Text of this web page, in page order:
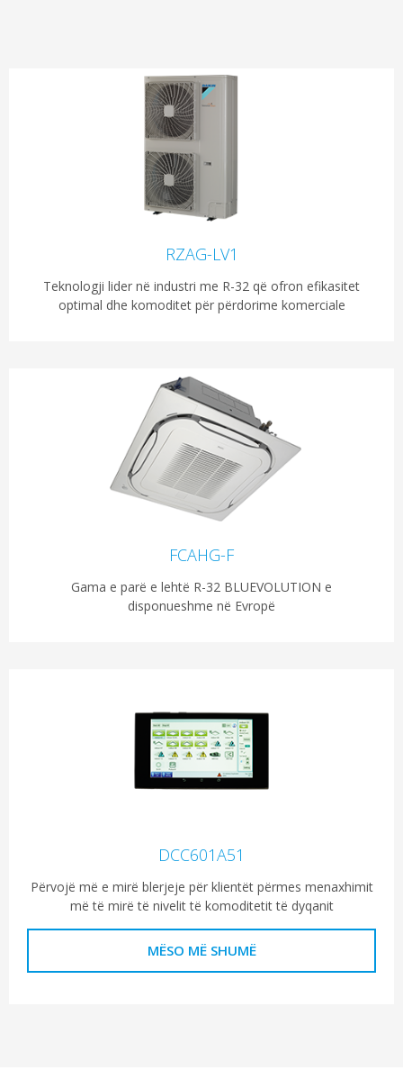
RZAG-LV1
Teknologji lider në industri me R-32 që ofron efikasitet
optimal dhe komoditet për përdorime komerciale
FCAHG-F
Gama e parë e lehtë R-32 BLUEVOLUTION e
disponueshme në Evropë
DCC601A51
Përvojë më e mirë blerjeje për klientët përmes menaxhimit
më të mirë të nivelit të komoditetit të dyqanit
MËSO MË SHUMË